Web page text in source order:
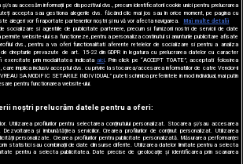
sau accesăm informații pe dispozitivul dvs., precum identificatorii cookie unici pentru prelucrarea
accepta sau gestiona alegerile dvs. făcând clic mai jos sau în orice moment, pe pagina cu
alegeri vor fi raportate partenerilor noștri și nu vă vor afecta navigarea.
Mai multe detalii
socializare si agentiile de publicitate partenere, precum si furnizorii nostri de servicii de date
permite website-ului sa functioneze, pentru a personaliza continutul si anunturile publicitare afisate
dvs., pentru a va oferi functionalitati aferente retelelor de socializare si pentru a analiza
drepturile prevazute de art. 15-22 din GDPR in legatura cu prelucrarea datelor cu caracter
exercitate prin modalitatea indicata aici. Prin click pe “ACCEPT TOATE”, acceptati folosirea
care implica inclusiv acceptul dvs. cu privire la stocarea/accesarea informatiilor de catre Vendor-ii
SA MODIFIC SETARILE INDIVIDUAL” puteti schimba preferintele in mod individual, mai putin
pentru functionarea website-ului.
noștri prelucrăm datele pentru a oferi:
Utilizarea profilurilor pentru selectarea conținutului personalizat. Stocarea și/sau accesarea
și îmbunătățirea serviciilor. Crearea profilurilor de conținut personalizat. Utilizarea
personalizate. Crearea profilurilor pentru publicitate personalizată. Măsurarea performanței
prin statistici sau combinații de date din surse diferite. Utilizarea datelor limitate pentru a selecta
pentru a selecta publicitatea. Date precise de geolocație și identificarea prin scanarea